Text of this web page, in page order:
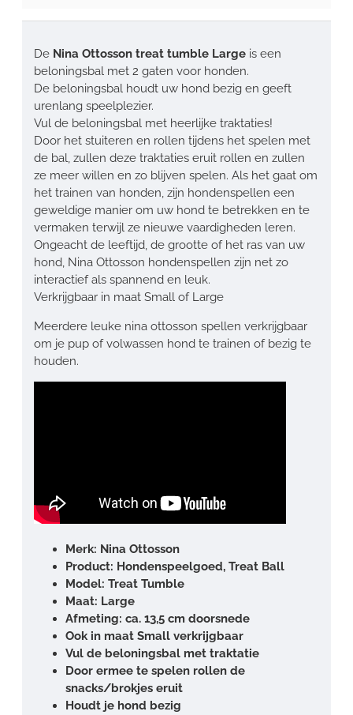
De Nina Ottosson treat tumble Large is een
beloningsbal met 2 gaten voor honden.
De beloningsbal houdt uw hond bezig en geeft
urenlang speelplezier.
Vul de beloningsbal met heerlijke traktaties!
Door het stuiteren en rollen tijdens het spelen met
de bal, zullen deze traktaties eruit rollen en zullen
ze meer willen en zo blijven spelen. Als het gaat om
het trainen van honden, zijn hondenspellen een
geweldige manier om uw hond te betrekken en te
vermaken terwijl ze nieuwe vaardigheden leren.
Ongeacht de leeftijd, de grootte of het ras van uw
hond, Nina Ottosson hondenspellen zijn net zo
interactief als spannend en leuk.
Verkrijgbaar in maat Small of Large
Meerdere leuke nina ottosson spellen verkrijgbaar
om je pup of volwassen hond te trainen of bezig te
houden.
Merk: Nina Ottosson
Product: Hondenspeelgoed, Treat Ball
Model: Treat Tumble
Maat: Large
Afmeting: ca. 13,5 cm doorsnede
Ook in maat Small verkrijgbaar
Vul de beloningsbal met traktatie
Door ermee te spelen rollen de
snacks/brokjes eruit
Houdt je hond bezig